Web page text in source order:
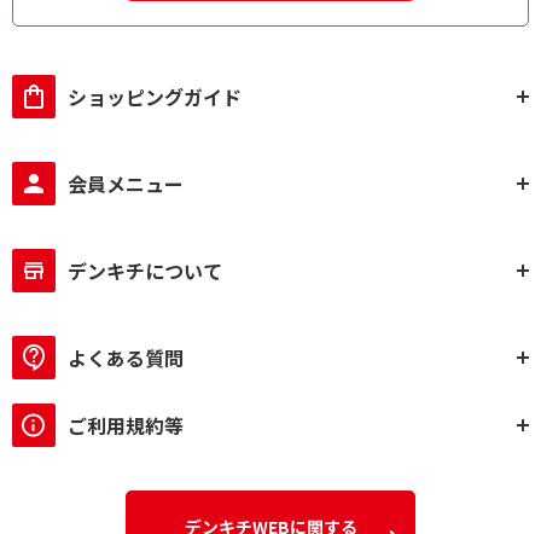
ショッピングガイド
会員メニュー
デンキチについて
よくある質問
ご利用規約等
デンキチWEBに関する